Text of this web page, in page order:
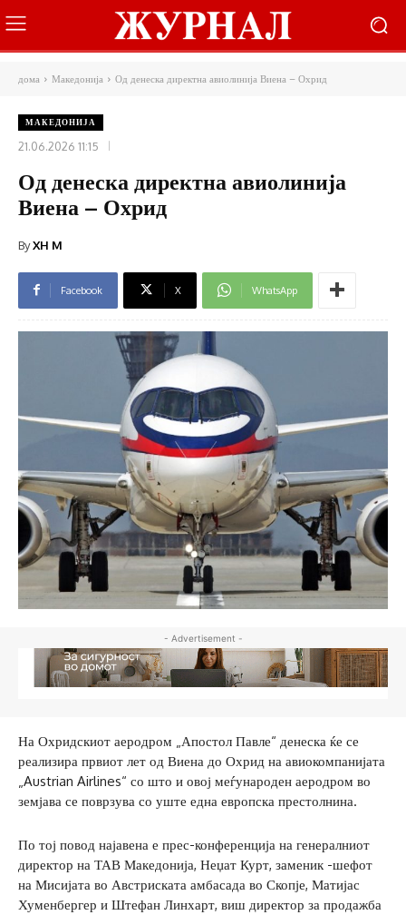
дома Македонија Од денеска директна авиолинија Виена – Охрид
МАКЕДОНИЈА
21.06.2026 11:15
Од денеска директна авиолинија
Виена – Охрид
ByXH M
Facebook X WhatsApp
- Advertisement -
На Охридскиот аеродром „Апостол Павле“ денеска ќе се
реализира првиот лет од Виена до Охрид на авиокомпанијата
„Austrian Airlines“ со што и овој меѓународен аеродром во
земјава се поврзува со уште една европска престолнина.
По тој повод најавена е прес-конференција на генералниот
директор на ТАВ Македонија, Неџат Курт, заменик -шефот
на Мисијата во Австриската амбасада во Скопје, Матијас
Хуменбергер и Штефан Линхарт, виш директор за продажба